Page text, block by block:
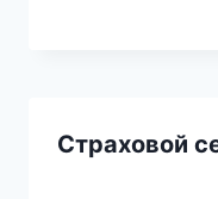
Страховой